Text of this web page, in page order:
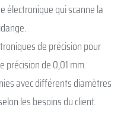
électronique qui scanne la
de précision pour
précision de 0,01 mm.
avec différents diamètres
les besoins du client.